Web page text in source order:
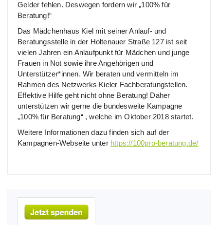
Gelder fehlen. Deswegen fordern wir „100% für
Beratung!“
Das Mädchenhaus Kiel mit seiner Anlauf- und
Beratungsstelle in der Holtenauer Straße 127 ist seit
vielen Jahren ein Anlaufpunkt für Mädchen und junge
Frauen in Not sowie ihre Angehörigen und
Unterstützer*innen. Wir beraten und vermitteln im
Rahmen des Netzwerks Kieler Fachberatungstellen.
Effektive Hilfe geht nicht ohne Beratung! Daher
unterstützen wir gerne die bundesweite Kampagne
„100% für Beratung“ , welche im Oktober 2018 startet.
Weitere Informationen dazu finden sich auf der
Kampagnen-Webseite unter https://100pro-beratung.de/